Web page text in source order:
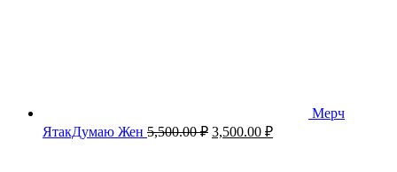
Мерч
ЯтакДумаю Жен 5,500.00₽ Первоначальная
3,500.00 ₽Текущая